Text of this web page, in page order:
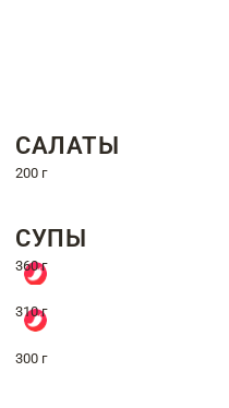
САЛАТЫ
200 г
СУПЫ
360 г
310 г
300 г